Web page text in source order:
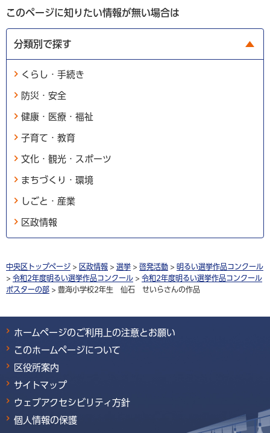
このページに知りたい情報が無い場合は
分類別で探す
くらし・手続き
防災・安全
健康・医療・福祉
子育て・教育
文化・観光・スポーツ
まちづくり・環境
しごと・産業
区政情報
中央区トップページ > 区政情報 > 選挙 > 啓発活動 > 明るい選挙作品コンクール
> 令和2年度明るい選挙作品コンクール > 令和2年度明るい選挙作品コンクール
ポスターの部 > 豊海小学校2年生 仙石 せいらさんの作品
ホームページのご利用上の注意とお願い
このホームページについて
区役所案内
サイトマップ
ウェブアクセシビリティ方針
個人情報の保護